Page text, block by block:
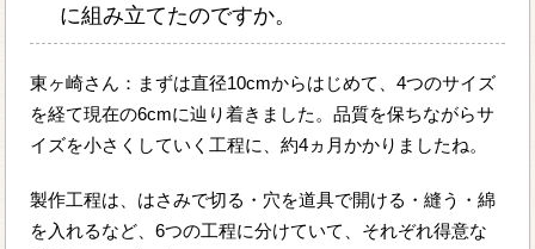
に組み立てたのですか。
東ヶ崎さん：まずは直径10cmからはじめて、4つのサイズ
を経て現在の6cmに辿り着きました。品質を保ちながらサ
イズを小さくしていく工程に、約4ヵ月かかりましたね。
製作工程は、はさみで切る・穴を道具で開ける・縫う・綿
を入れるなど、6つの工程に分けていて、それぞれ得意な